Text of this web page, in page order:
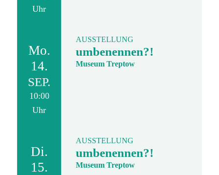
Uhr
Mo.
14.
SEP.
10:00
Uhr
AUSSTELLUNG
umbenennen?!
Museum Treptow
Di.
15.
AUSSTELLUNG
umbenennen?!
Museum Treptow